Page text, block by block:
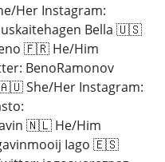
Her Instagram:
Bella 🇺🇸
🇫🇷 He/Him
BenoRamonov
She/Her Instagram:
🇳🇱 He/Him
Iago 🇪🇸